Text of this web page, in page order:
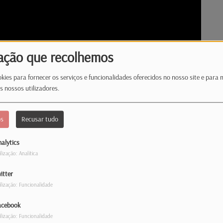
que recolhemos
para fornecer os serviços e funcionalidades oferecidos no nosso site e para
nossos utilizadores.
Recusar tudo
Analítica
Funcionalidade
Funcionalidade
o novo capítulo da lendária saga de
grupo de sobreviventes enfrenta uma
entre sustos, tensão e o humor negro que